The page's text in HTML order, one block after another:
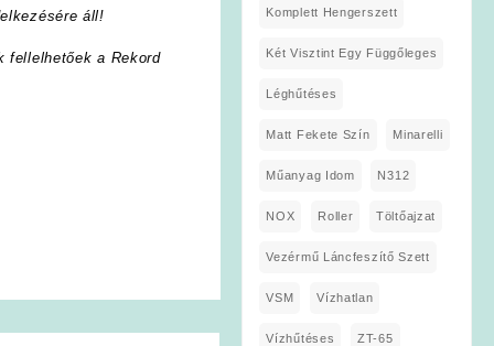
áll!
fellelhetőek a Rekord
Komplett Hengerszett
Két Visztint Egy Függőleges
Léghűtéses
Matt Fekete Szín Minarelli
Műanyag Idom N312
NOX Roller Töltőajzat
Vezérmű Láncfeszítő Szett
VSM Vízhatlan
Vízhűtéses ZT-65